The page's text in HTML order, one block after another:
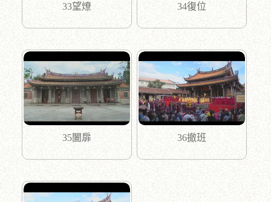
33望燎 34復位
35闔扉 36撤班